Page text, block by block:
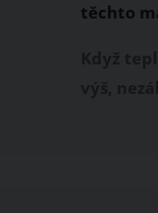
těchto